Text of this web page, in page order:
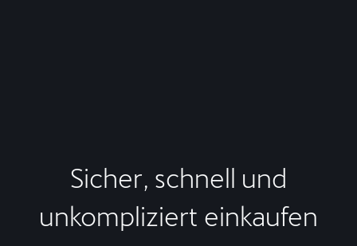
Sicher, schnell und
unkompliziert einkaufen